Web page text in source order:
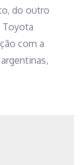
do outro
Toyota
com a